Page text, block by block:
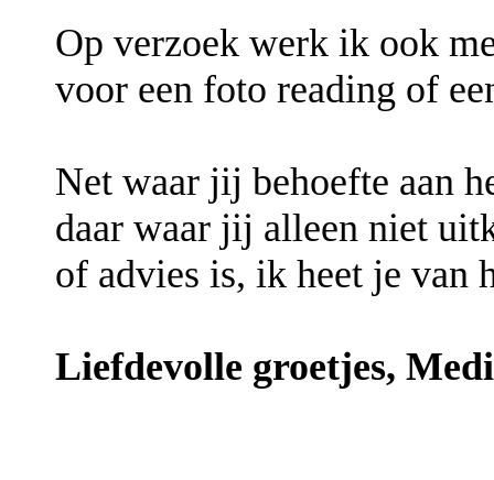
Op verzoek werk ik ook
voor een foto reading of
Net waar jij behoefte aan
daar waar jij alleen niet
of advies is, ik heet je van
Liefdevolle groetjes,